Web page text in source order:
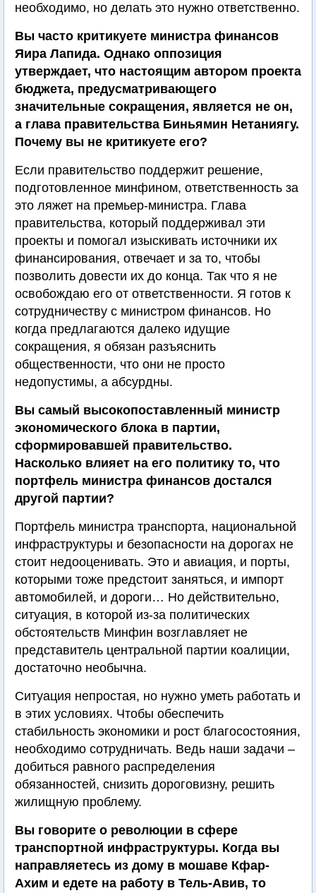
необходимо, но делать это нужно ответственно.
Вы часто критикуете министра финансов
Яира Лапида. Однако оппозиция
утверждает, что настоящим автором проекта
бюджета, предусматривающего
значительные сокращения, является не он,
а глава правительства Биньямин Нетаниягу.
Почему вы не критикуете его?
Если правительство поддержит решение,
подготовленное минфином, ответственность за
это ляжет на премьер-министра. Глава
правительства, который поддерживал эти
проекты и помогал изыскивать источники их
финансирования, отвечает и за то, чтобы
позволить довести их до конца. Так что я не
освобождаю его от ответственности. Я готов к
сотрудничеству с министром финансов. Но
когда предлагаются далеко идущие
сокращения, я обязан разъяснить
общественности, что они не просто
недопустимы, а абсурдны.
Вы самый высокопоставленный министр
экономического блока в партии,
сформировавшей правительство.
Насколько влияет на его политику то, что
портфель министра финансов достался
другой партии?
Портфель министра транспорта, национальной
инфраструктуры и безопасности на дорогах не
стоит недооценивать. Это и авиация, и порты,
которыми тоже предстоит заняться, и импорт
автомобилей, и дороги… Но действительно,
ситуация, в которой из-за политических
обстоятельств Минфин возглавляет не
представитель центральной партии коалиции,
достаточно необычна.
Ситуация непростая, но нужно уметь работать и
в этих условиях. Чтобы обеспечить
стабильность экономики и рост благосостояния,
необходимо сотрудничать. Ведь наши задачи –
добиться равного распределения
обязанностей, снизить дороговизну, решить
жилищную проблему.
Вы говорите о революции в сфере
транспортной инфраструктуры. Когда вы
направляетесь из дому в мошаве Кфар-
Ахим и едете на работу в Тель-Авив, то